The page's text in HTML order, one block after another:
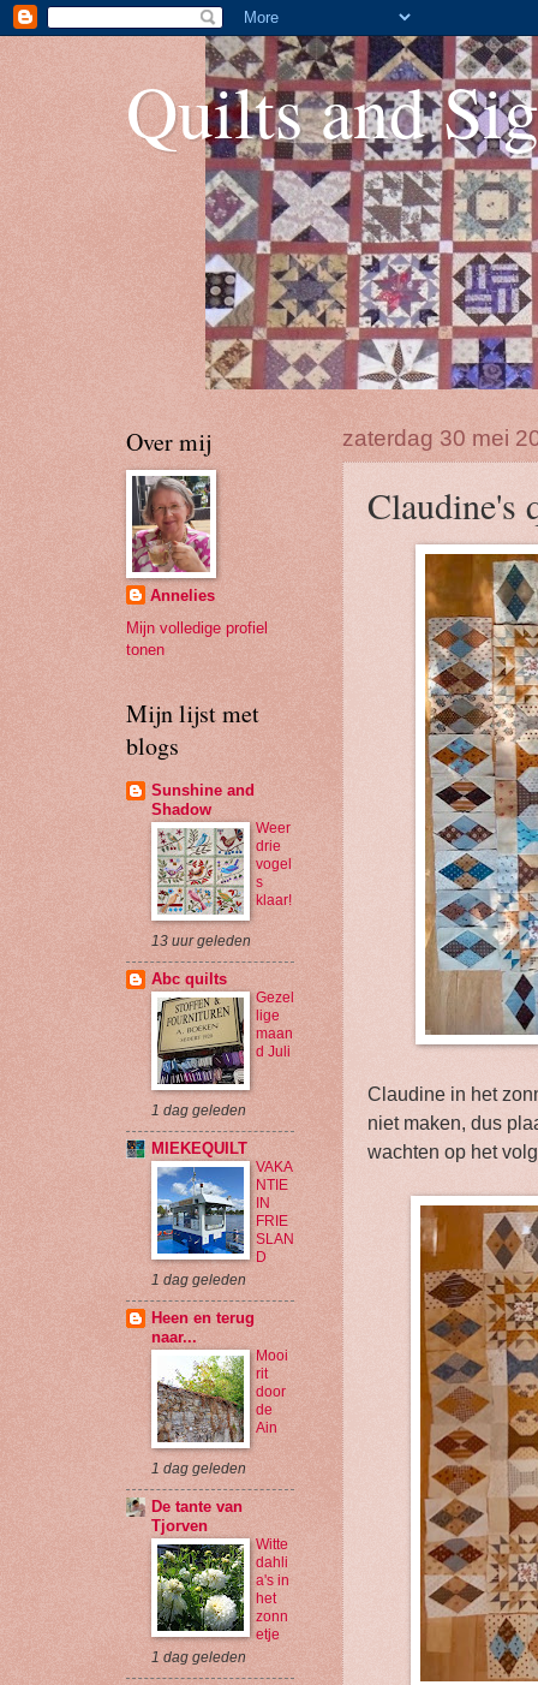
Quilts and
zaterdag 30 mei
Claudine's
Claudine in het
niet maken, dus
wachten op het
Over mij
Annelies
Mijn volledige profiel
tonen
Mijn lijst met
blogs
Sunshine and
Shadow
Weer
drie
vogel
s
klaar!
13 uur geleden
Abc quilts
Gezel
lige
maan
d Juli
1 dag geleden
MIEKEQUILT
VAKA
NTIE
IN
FRIE
SLAN
D
1 dag geleden
Heen en terug
naar...
Mooi
rit
door
de
Ain
1 dag geleden
De tante van
Tjorven
Witte
dahli
a's in
het
zonn
etje
1 dag geleden